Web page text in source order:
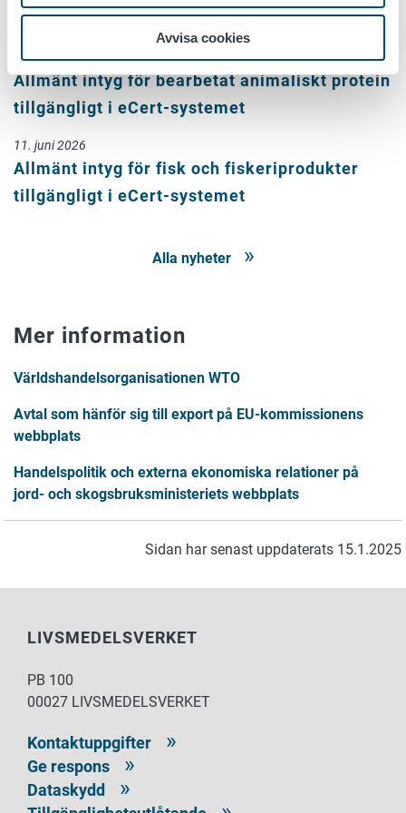
Avvisa cookies
systemet
16. juni 2026
Allmänt intyg för bearbetat animaliskt protein
tillgängligt i eCert-systemet
11. juni 2026
Allmänt intyg för fisk och fiskeriprodukter
tillgängligt i eCert-systemet
Alla nyheter
Mer information
Världshandelsorganisationen WTO
Avtal som hänför sig till export på EU-kommissionens
webbplats
Handelspolitik och externa ekonomiska relationer på
jord- och skogsbruksministeriets webbplats
Sidan har senast uppdaterats 15.1.2025
LIVSMEDELSVERKET
PB 100
00027 LIVSMEDELSVERKET
Kontaktuppgifter
Ge respons
Dataskydd